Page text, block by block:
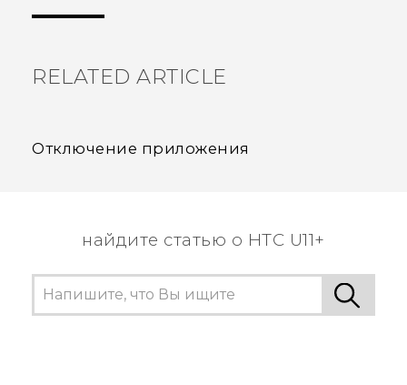
RELATED ARTICLE
Отключение приложения
найдите статью о HTC U11+